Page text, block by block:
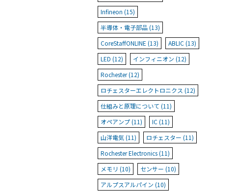
Infineon (15)
半導体・電子部品 (13)
CoreStaffONLINE (13)
ABLIC (13)
LED (12)
インフィニオン (12)
Rochester (12)
ロチェスターエレクトロニクス (12)
仕組みと原理について (11)
オペアンプ (11)
IC (11)
山洋電気 (11)
ロチェスター (11)
Rochester Electronics (11)
メモリ (10)
センサー (10)
アルプスアルパイン (10)